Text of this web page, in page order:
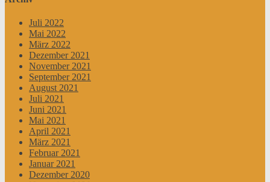
Juli 2022
Mai 2022
März 2022
Dezember 2021
November 2021
September 2021
August 2021
Juli 2021
Juni 2021
Mai 2021
April 2021
März 2021
Februar 2021
Januar 2021
Dezember 2020